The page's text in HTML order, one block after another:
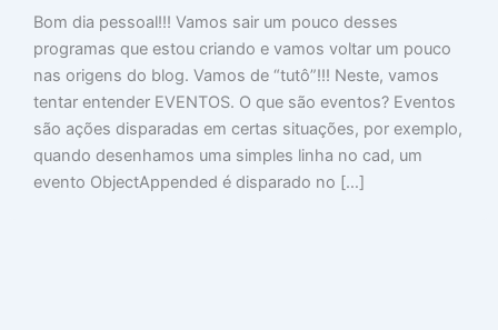
Bom dia pessoal!!! Vamos sair um pouco desses
programas que estou criando e vamos voltar um pouco
nas origens do blog. Vamos de “tutô”!!! Neste, vamos
tentar entender EVENTOS. O que são eventos? Eventos
são ações disparadas em certas situações, por exemplo,
quando desenhamos uma simples linha no cad, um
evento ObjectAppended é disparado no […]